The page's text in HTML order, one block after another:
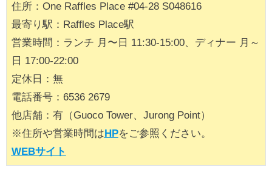
住所：One Raffles Place #04-28 S048616
最寄り駅：Raffles Place駅
営業時間：ランチ 月〜日 11:30-15:00、ディナー 月～
日 17:00-22:00
定休日：無
電話番号：6536 2679
他店舗：有（Guoco Tower、Jurong Point）
※住所や営業時間はHPをご参照ください。
WEBサイト